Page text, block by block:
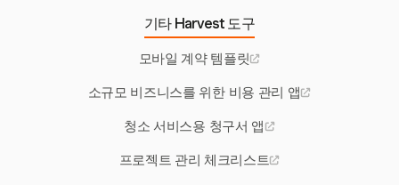
기타 Harvest 도구
모바일 계약 템플릿
소규모 비즈니스를 위한 비용 관리 앱
청소 서비스용 청구서 앱
프로젝트 관리 체크리스트